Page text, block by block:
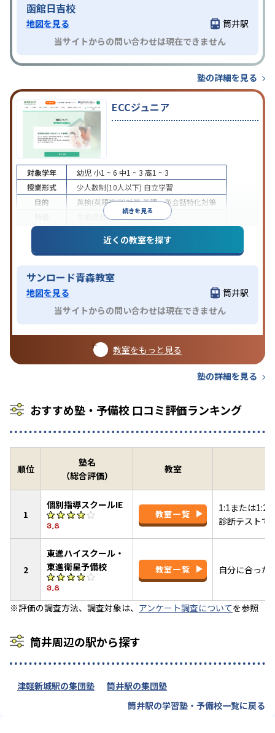
函館日吉校
地図を見る
筒井駅
当サイトからの問い合わせは現在できません
塾の詳細を見る
ECCジュニア
続きを見る
対象学年 幼児 小1 ~ 6 中1 ~ 3 高1 ~ 3
授業形式
少人数制(10人以下) 自立学習
目的
英検(英語検定)対策英語・英会話特化対策
季節講習のみの受講可
近くの教室を探す
サンロード青森教室
地図を見る
筒井駅
当サイトからの問い合わせは現在できません
教室をもっと見る
塾の詳細を見る
おすすめ塾・予備校 口コミ評価ランキング
順位
塾名
（総合評価）
教室
1
個別指導スクールIE
3.8
教室一覧
1:1または1:2
診断テストで
2
東進ハイスクール・
東進衛星予備校
3.8
教室一覧 自分に合った
※評価の調査方法、調査対象は、 アンケート調査についてを参照
筒井周辺の駅から探す
津軽新城駅の集団塾
筒井駅の集団塾
筒井駅の学習塾・予備校一覧に戻る